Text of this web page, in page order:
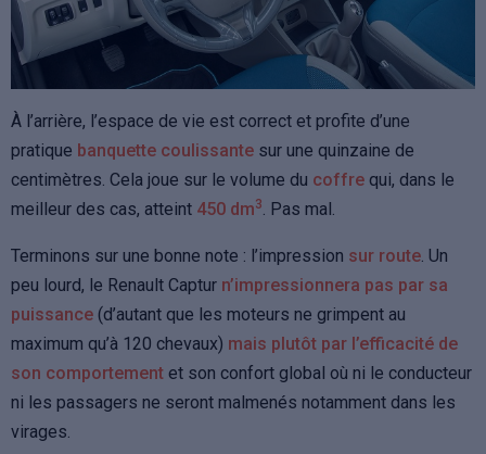
À l’arrière, l’espace de vie est correct et profite d’une
pratique banquette coulissante sur une quinzaine de
centimètres. Cela joue sur le volume du coffre qui, dans le
meilleur des cas, atteint 450 dm3. Pas mal.
Terminons sur une bonne note : l’impression sur route. Un
peu lourd, le Renault Captur n’impressionnera pas par sa
puissance (d’autant que les moteurs ne grimpent au
maximum qu’à 120 chevaux) mais plutôt par l’efficacité de
son comportement et son confort global où ni le conducteur
ni les passagers ne seront malmenés notamment dans les
virages.